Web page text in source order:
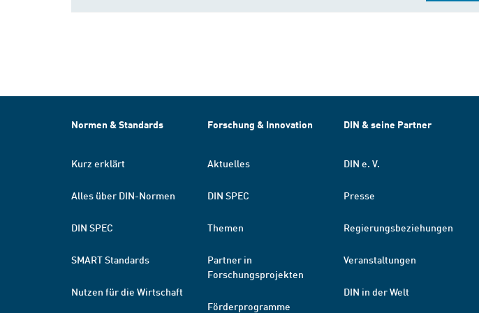
Normen & Standards
Kurz erklärt
Alles über DIN-Normen
DIN SPEC
SMART Standards
Nutzen für die Wirtschaft
Forschung & Innovation
Aktuelles
DIN SPEC
Themen
Partner in
Forschungsprojekten
Förderprogramme
DIN & seine Partner
DIN e. V.
Presse
Regierungsbeziehungen
Veranstaltungen
DIN in der Welt